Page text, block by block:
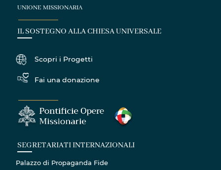
UNIONE MISSIONARIA
IL SOSTEGNO ALLA CHIESA UNIVERSALE
Scopri i Progetti
Fai una donazione
SEGRETARIATI INTERNAZIONALI
Palazzo di Propaganda Fide